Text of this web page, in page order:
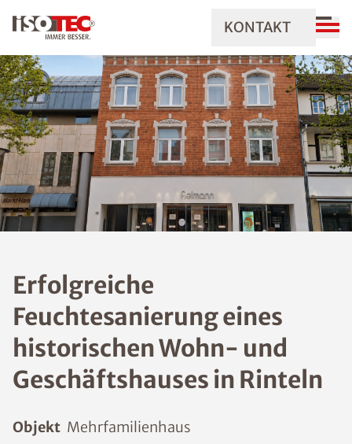
KONTAKT
Erfolgreiche
Feuchtesanierung eines
historischen Wohn- und
Geschäftshauses in Rinteln
Objekt Mehrfamilienhaus